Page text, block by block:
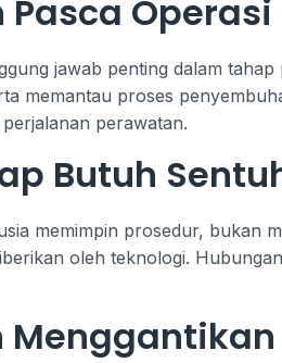
Operasi
jawab penting dalam
memantau proses
perawatan.
Butuh
memimpin prosedur, bukan
oleh teknologi.
Menggantikan